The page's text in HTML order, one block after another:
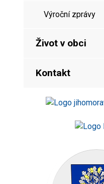
Výroční zprávy
Život v obci
Kontakt